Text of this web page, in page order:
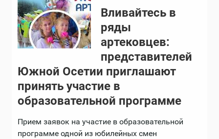
Вливайтесь в
ряды
артековцев:
представителей
Южной Осетии приглашают
принять участие в
образовательной программе
Прием заявок на участие в образовательной
программе одной из юбилейных смен